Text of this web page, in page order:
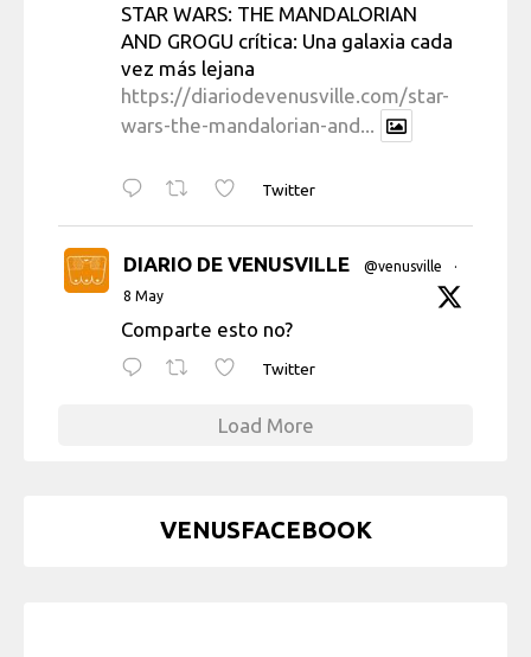
STAR WARS: THE MANDALORIAN
AND GROGU crítica: Una galaxia cada
vez más lejana
https://diariodevenusville.com/star-
wars-the-mandalorian-and...
Twitter
DIARIO DE VENUSVILLE @venusville
·
8 May
Comparte esto no?
Twitter
Load More
VENUSFACEBOOK